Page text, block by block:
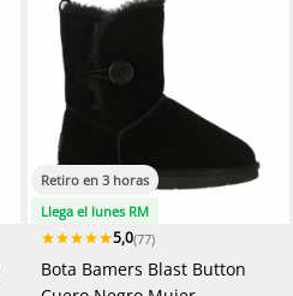
Retiro en 3 horas
Llega el lunes RM
5,0(77)
Bota Bamers Blast Button